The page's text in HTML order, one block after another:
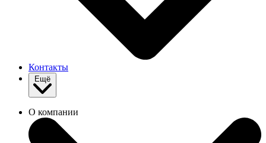
Контакты
О компании